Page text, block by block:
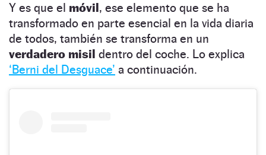
Y es que el móvil, ese elemento que se ha
transformado en parte esencial en la vida diaria
de todos, también se transforma en un
verdadero misil dentro del coche. Lo explica
‘Berni del Desguace’ a continuación.